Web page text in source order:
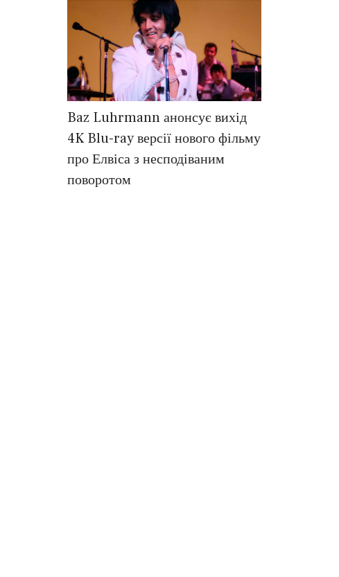
Baz Luhrmann анонсує вихід
4K Blu-ray версії нового фільму
про Елвіса з несподіваним
поворотом